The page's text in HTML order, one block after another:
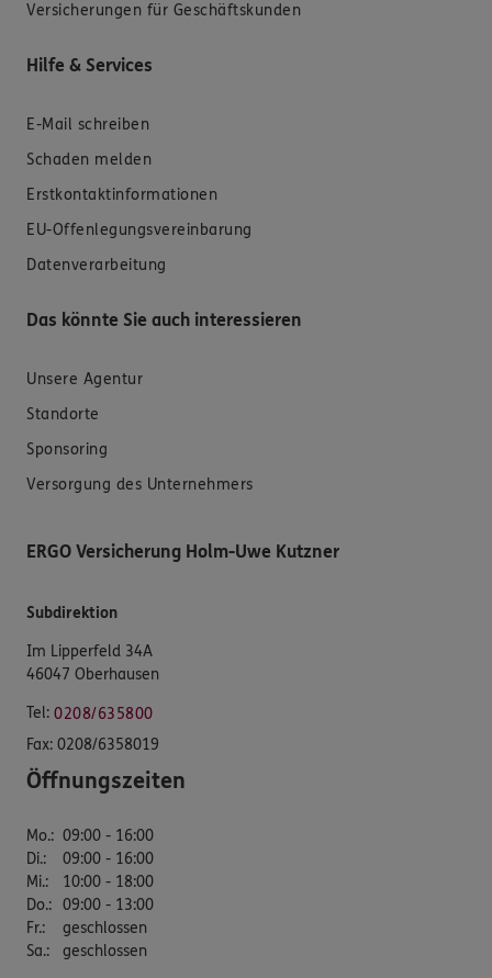
Versicherungen für Geschäftskunden
Hilfe & Services
E-Mail schreiben
Schaden melden
Erstkontaktinformationen
EU-Offenlegungsvereinbarung
Datenverarbeitung
Das könnte Sie auch interessieren
Unsere Agentur
Standorte
Sponsoring
Versorgung des Unternehmers
ERGO Versicherung Holm-Uwe Kutzner
Subdirektion
Im Lipperfeld 34A
46047 Oberhausen
Tel: 0208/635800
Fax: 0208/6358019
Öffnungszeiten
Mo.: 09:00 - 16:00
Di.:
09:00 - 16:00
Mi.:
10:00 - 18:00
Do.: 09:00 - 13:00
Fr.:
geschlossen
Sa.: geschlossen